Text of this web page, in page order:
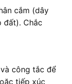
cắm (dây
đất). Chắc
công tắc để
tiếp xúc